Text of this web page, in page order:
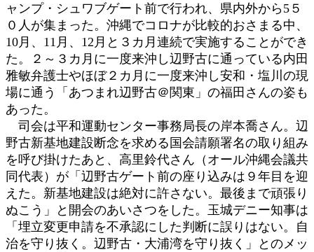
ャンプ・シュワブゲート前で行われ、県内外から5５
０人が集まった。沖縄でコロナが比較的おさまる中、
10月、11月、12月と３カ月連続で実施することができ
た。２～３カ月に一度来沖し辺野古に通っている内田
雅敏弁護士やほぼ２カ月に一度来沖し安和・塩川の現
場に通う「あつまれ辺野古＠関東」の福田さんの姿も
あった。
司会は平和運動センター事務局長の岸本喬さん。辺
野古新基地建設断念を求める国会請願署名の取り組み
を呼び掛けたあと、高里鈴代さん（オール沖縄会議共
同代表）が「辺野古ゲート前の座り込みは９年目を迎
えた。新基地建設は絶対に許さない。最後まで頑張り
ぬこう」と開会のあいさつをした。玉城デニー知事は
「埋立変更申請を不承認にした判断に誤りはない。自
治を守り抜く。辺野古・大浦湾を守り抜く」とのメッ